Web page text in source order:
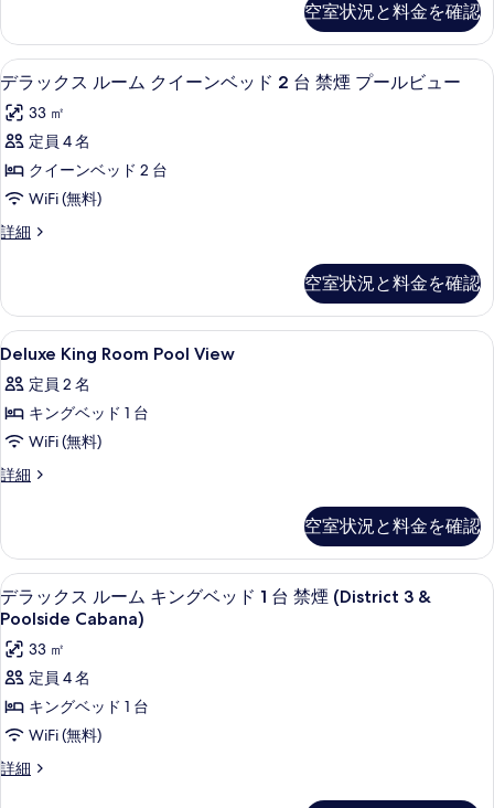
示
す
る
の
す
べ
て
の
写
真
を
示
す
る
煙
の
詳
細
キ
ン
グ
ベ
ッ
ド
1
台
プ
ー
ル
ビ
ュ
ー
の
べ
て
の
写
真
を
表
示
す
ス
ル
ー
キ
ン
ベ
ッ
1
プ
ー
ル
ビ
ュ
ー
の
細
空室状況と料金を確認
デ
ラ
ッ
ク
ス
ー
ク
イ
ー
ン
ベ
ッ
ド
禁
煙
プ
ー
ル
ビ
ュ
ー
羽毛の掛け布団、ピロートップベッ
9
デラックス ルーム クイーンベッド 2 台 禁煙 プールビュー
33 ㎡
定員 4 名
クイーンベッド 2 台
WiFi (無料)
詳細
デ
ス
ル
ー
ク
イ
ン
ベ
ッ
台
煙
プ
ー
ル
ビ
ュ
ー
の
詳
細
空室状況と料金を確認
Deluxe
King
Room
Pool
View
の
て
の
写
真
を
表
示
す
羽毛の掛け布団、ピロートップベッ
4
Deluxe King Room Pool View
定員 2 名
キングベッド 1 台
WiFi (無料)
詳細
Deluxe
View
の
詳
細
空室状況と料金を確認
デ
ラ
ッ
ク
ス
ル
ー
羽毛の掛け布団、ピロートップベッ
9
デラックス ルーム キングベッド 1 台 禁煙 (District 3 &
Poolside Cabana)
33 ㎡
定員 4 名
キングベッド 1 台
WiFi (無料)
詳細
デ